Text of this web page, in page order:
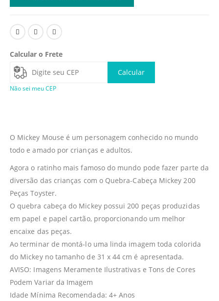
Calcular o Frete
Calcular
Não sei meu CEP
O Mickey Mouse é um personagem conhecido no mundo
todo e amado por crianças e adultos.
Agora o ratinho mais famoso do mundo pode fazer parte da
diversão das crianças com o Quebra-Cabeça Mickey 200
Peças Toyster.
O quebra cabeça do Mickey possui 200 peças produzidas
em papel e papel cartão, proporcionando um melhor
encaixe das peças.
Ao terminar de montá-lo uma linda imagem toda colorida
do Mickey no tamanho de 31 x 44 cm é apresentada.
AVISO: Imagens Meramente Ilustrativas e Tons de Cores
Podem Variar da Imagem
Idade Mínima Recomendada: 4+ Anos